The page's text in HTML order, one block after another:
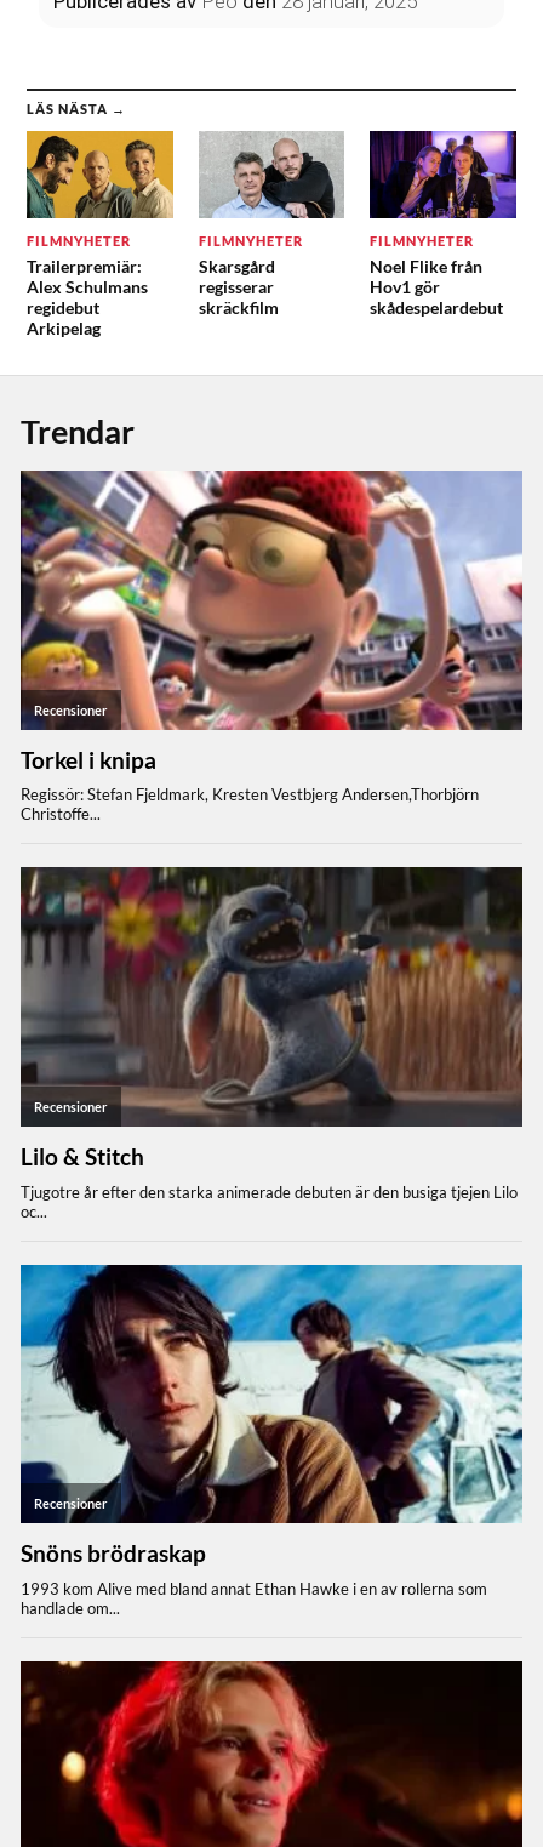
LÄS NÄSTA →
FILMNYHETER
Trailerpremiär:
Alex Schulmans
regidebut
Arkipelag
FILMNYHETER
Skarsgård
regisserar
skräckfilm
FILMNYHETER
Noel Flike från
Hov1 gör
skådespelardebut
Trendar